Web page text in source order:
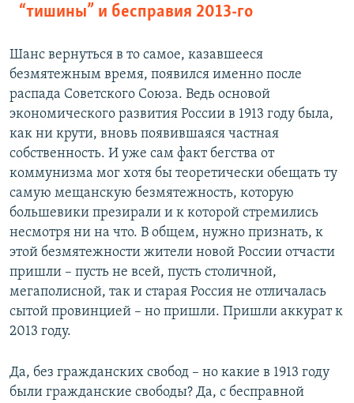
“тишины” и бесправия 2013-го
Шанс вернуться в то самое, казавшееся
безмятежным время, появился именно после
распада Советского Союза. Ведь основой
экономического развития России в 1913 году была,
как ни крути, вновь появившаяся частная
собственность. И уже сам факт бегства от
коммунизма мог хотя бы теоретически обещать ту
самую мещанскую безмятежность, которую
большевики презирали и к которой стремились
несмотря ни на что. В общем, нужно признать, к
этой безмятежности жители новой России отчасти
пришли – пусть не всей, пусть столичной,
мегаполисной, так и старая Россия не отличалась
сытой провинцией – но пришли. Пришли аккурат к
2013 году.
Да, без гражданских свобод – но какие в 1913 году
были гражданские свободы? Да, с бесправной